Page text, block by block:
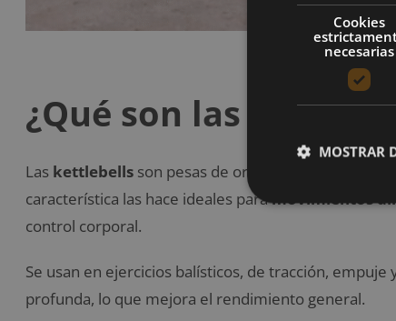
¿Qué son las
Las kettlebells son pesas de origen ruso, con
característica las hace ideales paramovimientos
control corporal.
Se usan en ejercicios balísticos, de tracción,
profunda, lo que mejora el rendimiento general.
Cookies
necesarias
MOSTRAR